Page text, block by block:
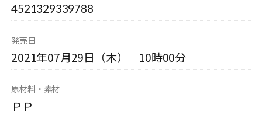
4521329339788
発売日
2021年07月29日（木） 10時00分
原材料・素材
ＰＰ